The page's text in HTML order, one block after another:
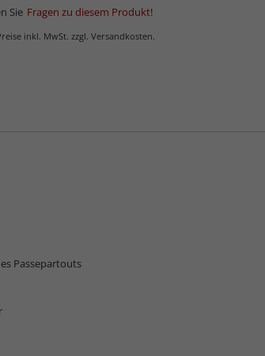
Sie Fragen zu diesem Produkt!
inkl. MwSt. zzgl. Versandkosten.
Passepartouts